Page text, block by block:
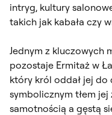
intryg, kultury
takich jak kabała czy
Jednym z kluczowych
pozostaje Ermitaż w
który król oddał jej do
symbolicznym tłem
samotnością a gęstą